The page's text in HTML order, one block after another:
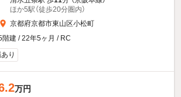
ほか5駅（徒歩20分圏内）
京都府京都市東山区小松町
階建 / 22年5ヶ月 / RC
り
万円